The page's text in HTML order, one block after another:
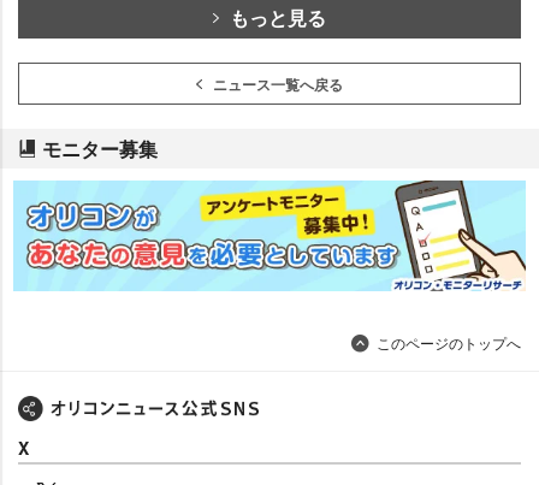
もっと見る
ニュース一覧へ戻る
モニター募集
このページのトップへ
X